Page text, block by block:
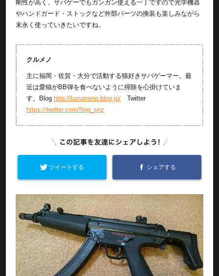
剛性が高く、サバゲーでもガンガン使える一丁ですので光学機器
やハンドガード・ストックなど外部パーツの換装も楽しみながら
末永く使っていきたいですね。
クルメノ
主に福岡・佐賀・大分で活動する猫好きサバゲーマー。最
近は愛猫がBB弾を食べないように掃除を心掛けていま
す。Blog http://kurumeno.blog.jp/ Twitter
https://twitter.com/Nog_snz
ツイートする シェアする